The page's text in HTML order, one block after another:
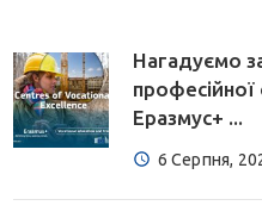
Нагадуємо
професійної
Еразмус+ ...
6 Серпня,